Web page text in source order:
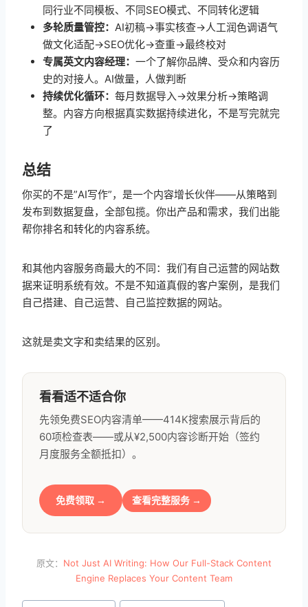
同行业不同模板、不同SEO模式、不同转化逻辑
多轮质量管控： AI初稿→事实核查→人工润色调语气
做文化适配→SEO优化→查重→最终校对
专属英文内容经理： 一个了解你品牌、受众和内容历
史的对接人。AI做量，人做判断
持续优化循环： 每月数据导入→效果分析→策略调
整。内容方向根据真实数据持续进化，不是写完就完
了
总结
你买的不是”AI写作”，是一个内容增长伙伴——从策略到
发布到数据复盘，全部包揽。你出产品和需求，我们出能
帮你排名和转化的内容系统。
和其他内容服务商最大的不同：我们有自己运营的网站数
据来证明系统有效。不是不知道真假的客户案例，是我们
自己搭建、自己运营、自己监控数据的网站。
这就是卖文字和卖结果的区别。
看看适不适合你
先领免费SEO内容清单——414K搜索展示背后的
60项检查表——或从¥2,500内容诊断开始（签约
月度服务全额抵扣）。
免费领取 → 查看完整服务 →
原文： Not Just AI Writing: How Our Full-Stack Content
Engine Replaces Your Content Team
文